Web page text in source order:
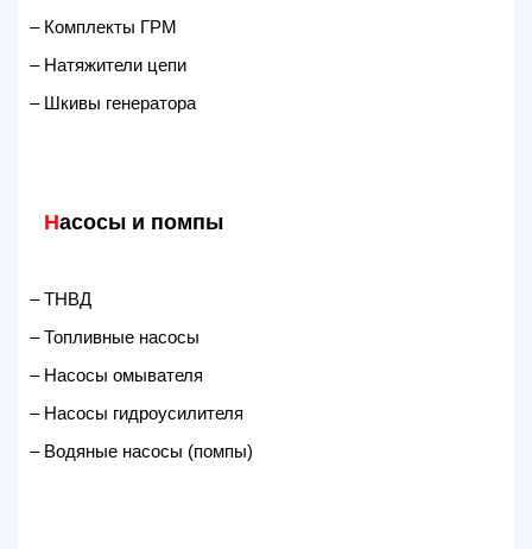
– Комплекты ГРМ
– Натяжители цепи
– Шкивы генератора
Насосы и помпы
– ТНВД
– Топливные насосы
– Насосы омывателя
– Насосы гидроусилителя
– Водяные насосы (помпы)